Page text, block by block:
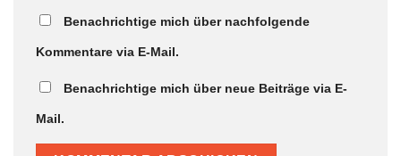
Benachrichtige mich über nachfolgende
Kommentare via E-Mail.
Benachrichtige mich über neue Beiträge via E-
Mail.